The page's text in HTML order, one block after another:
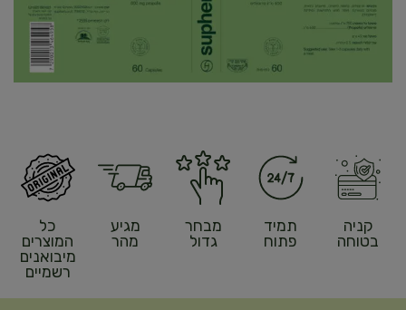
קניה
בטוחה
תמיד
פתוח
מבחר
גדול
מגיע
מהר
כל
המוצרים
מיבואנים
רשמיים